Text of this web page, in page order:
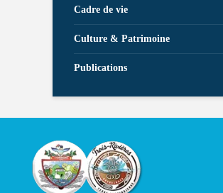
Cadre de vie
Culture & Patrimoine
Publications